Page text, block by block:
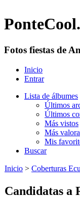
Fotos fiestas de
Inicio
Entrar
Lista de álbumes
Últimos
Últimos
Más vistos
Más
Mis
Buscar
Inicio > Coberturas
Candidatas a